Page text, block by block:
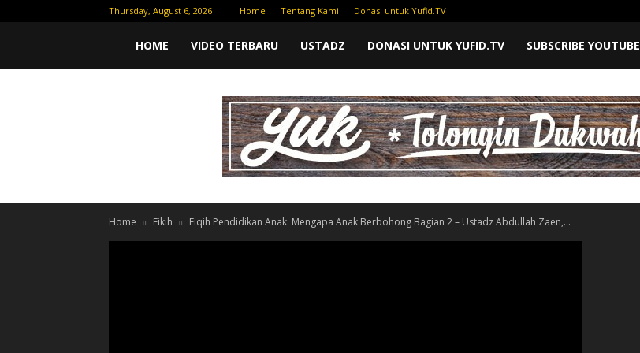
Thursday, August 6, 2026 Home Tentang Kami Donasi untuk Yufid.TV
Yufid
HOME VIDEO TERBARU USTADZ DONASI UNTUK YUFID.TV SUBSCRIBE YOUTUBE
Home Fikih Fiqih Pendidikan Anak: Mengapa Anak Berbohong Bagian 2 – Ustadz Abdullah Zaen,...